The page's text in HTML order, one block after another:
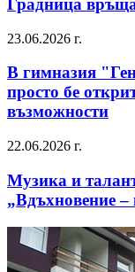
Градница
23.06.2026 г.
В гимназия
просто бе
възможности
22.06.2026 г.
Музика и
„Вдъхновение